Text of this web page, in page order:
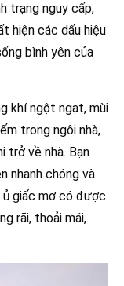
trạng nguy cấp,
hiện các dấu hiệu
bình yên của
khí ngột ngạt, mùi
trong ngôi nhà,
trở về nhà. Bạn
nhanh chóng và
ủ giấc mơ có được
rãi, thoải mái,